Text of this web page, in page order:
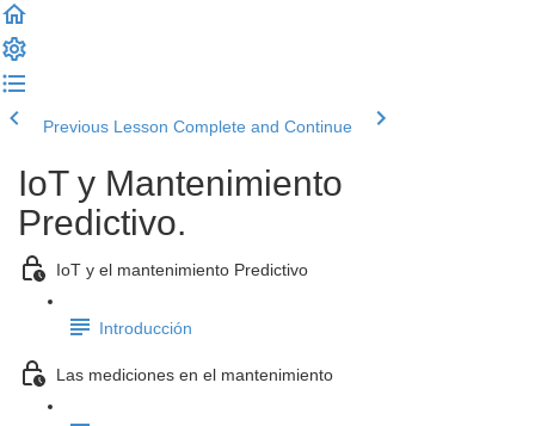
Previous Lesson Complete and Continue
IoT y Mantenimiento
Predictivo.
IoT y el mantenimiento Predictivo
Introducción
Las mediciones en el mantenimiento